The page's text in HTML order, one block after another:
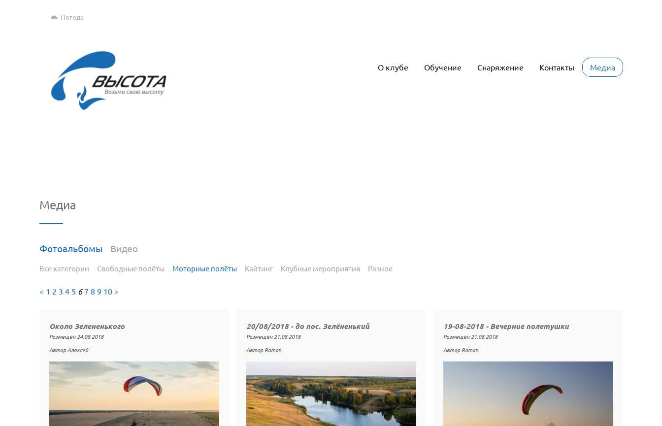
Погода
О клубе Обучение Снаряжение Контакты Медиа
Медиа
Фотоальбомы Видео
Все категории Свободные полёты Моторные полёты Кайтинг Клубные мероприятия Разное
< 1 2 3 4 5 6 7 8 9 10 >
Около Зелененького
Размещён 24.08.2018
Автор Алексей
20/08/2018 - до пос. Зелёненький
Размещён 21.08.2018
Автор Roman
19-08-2018 - Вечерние полетушки
Размещён 21.08.2018
Автор Roman